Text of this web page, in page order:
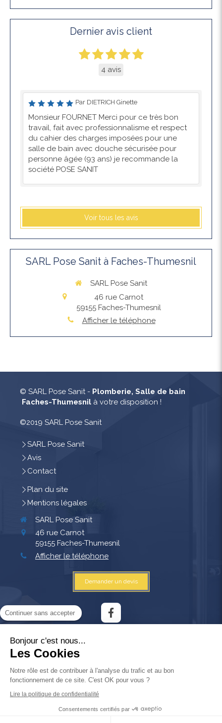
Dernier avis client
4 avis
Par DIETRICH Ginette
Monsieur FOURNET Merci pour ce très bon
travail, fait avec professionnalisme et respect
du cahier des charges imposées pour une
salle de bain avec douche sécurisée pour
personne âgée (93 ans) je recommande la
société POSE SANIT
Voir tous les avis
SARL Pose Sanit à Faches-Thumesnil
SARL Pose Sanit
46 rue Carnot
59155 Faches-Thumesnil
Afficher le téléphone
© SARL Pose Sanit - Plomberie, Salle de bain
Faches-Thumesnil à votre disposition !
©2019 SARL Pose Sanit
SARL Pose Sanit
Avis
Contact
Plan du site
Mentions légales
SARL Pose Sanit
46 rue Carnot
59155 Faches-Thumesnil
Afficher le téléphone
Demander un devis
Aménagement de salle de bain, aménagement au
handicap, dépannage de cumulus, dépannage
plomberie, entretien de ballon d'eau chaude,
installation de ballon d'eau chaude, plomberie
générale
Création et référencement du site par Simplébo
Continuer sans accepter
Bonjour c'est nous...
Les Cookies
Notre rôle est de contribuer à l'analyse du trafic et au bon
fonctionnement de ce site. C'est OK pour vous ?
Lire la politique de confidentialité
Consentements certifiés par